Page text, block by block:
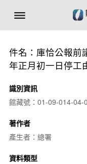
件名：庫恰公報前
年正月初一日停工
識別資訊
館藏號：01-09-014-04-
著作者
產生者：總署
資料類型